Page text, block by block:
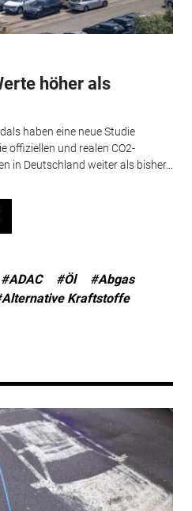
höher als
haben eine neue Studie
offiziellen und realen CO2-
in Deutschland weiter als bisher...
#ADAC #Öl
#Abgas
Kraftstoffe